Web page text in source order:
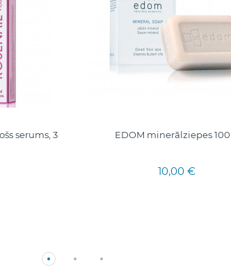
serums, 3
EDOM minerālziepes
10,00 €